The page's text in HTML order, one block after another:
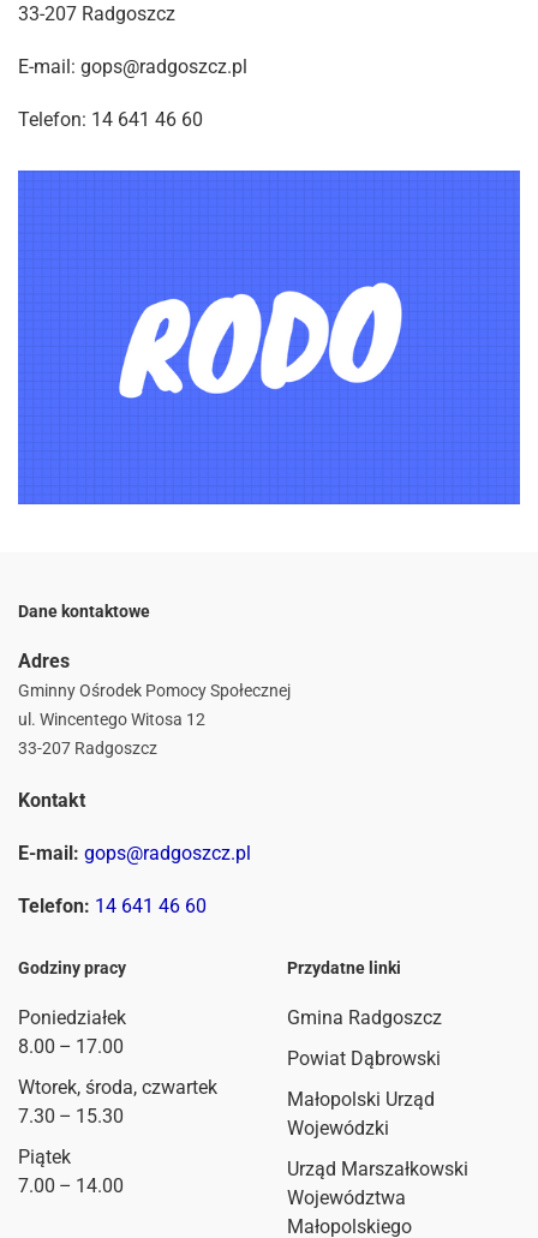
33-207 Radgoszcz
E-mail: gops@radgoszcz.pl
Telefon: 14 641 46 60
Dane kontaktowe
Adres
Gminny Ośrodek Pomocy Społecznej
ul. Wincentego Witosa 12
33-207 Radgoszcz
Kontakt
E-mail: gops@radgoszcz.pl
Telefon: 14 641 46 60
Godziny pracy
Poniedziałek
8.00 – 17.00
Wtorek, środa, czwartek
7.30 – 15.30
Piątek
7.00 – 14.00
Przydatne linki
Gmina Radgoszcz
Powiat Dąbrowski
Małopolski Urząd
Wojewódzki
Urząd Marszałkowski
Województwa
Małopolskiego